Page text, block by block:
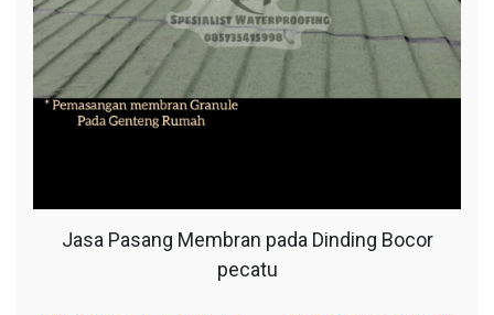
Jasa Pasang Membran pada Dinding Bocor
pecatu